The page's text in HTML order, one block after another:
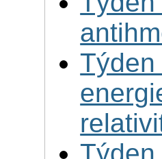
Týden